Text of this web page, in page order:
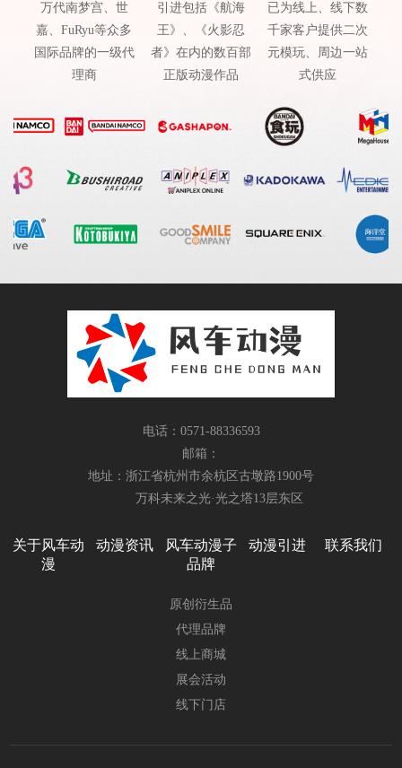
万代南梦宫、世
嘉、FuRyu等众多
国际品牌的一级代
理商
引进包括《航海
王》、《火影忍
者》在内的数百部
正版动漫作品
已为线上、线下数
千家客户提供二次
元模玩、周边一站
式供应
电话：0571-88336593
邮箱：
地址：浙江省杭州市余杭区古墩路1900号
万科未来之光·光之塔13层东区
关于风车动
漫
动漫资讯
风车动漫子
品牌
原创衍生品
代理品牌
线上商城
展会活动
线下门店
动漫引进 联系我们